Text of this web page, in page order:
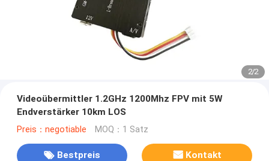
2/2
Videoübermittler 1.2GHz 1200Mhz FPV mit 5W
Endverstärker 10km LOS
Preis：negotiable MOQ：1 Satz
Bestpreis Kontakt